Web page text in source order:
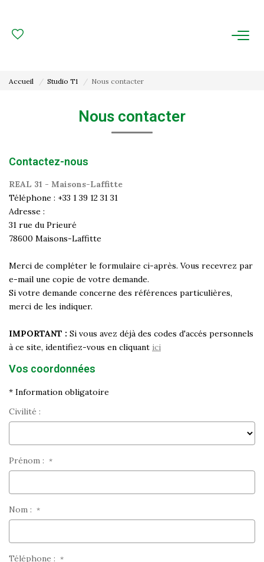
FAIRE GÉRER
Gestion De Copropriété
Historique
Nos Valeurs
Nos Actualités
Accueil Studio T1 Nous contacter
Nous contacter
Contactez-nous
REAL 31 - Maisons-Laffitte
Téléphone : +33 1 39 12 31 31
Adresse :
31 rue du Prieuré
78600 Maisons-Laffitte
Merci de compléter le formulaire ci-après. Vous recevrez par
e-mail une copie de votre demande.
Si votre demande concerne des références particulières,
merci de les indiquer.
IMPORTANT : Si vous avez déjà des codes d'accés personnels
à ce site, identifiez-vous en cliquant ici
Vos coordonnées
* Information obligatoire
Civilité :
Prénom : *
Nom : *
Téléphone : *